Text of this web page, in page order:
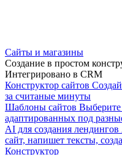
Сайты и магазины
Создание в простом
Интегрировано в CRM
Конструктор сайтов
за считаные минуты
Шаблоны сайтов
адаптированных под
AI для создания лендингов
сайт, напишет тексты,
Конструктор